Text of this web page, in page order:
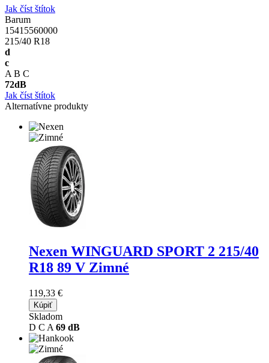
Jak číst štítok
Barum
15415560000
215/40 R18
d
c
A B C
72dB
Jak číst štítok
Alternatívne produkty
Nexen WINGUARD SPORT 2 215/40
R18 89 V Zimné
119,33 €
Kúpiť
Skladom
D C A 69 dB